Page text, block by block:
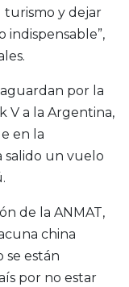
turismo y dejar
indispensable”,
por la
V a la Argentina,
en la
salido un vuelo
de la ANMAT,
china
se están
por no estar